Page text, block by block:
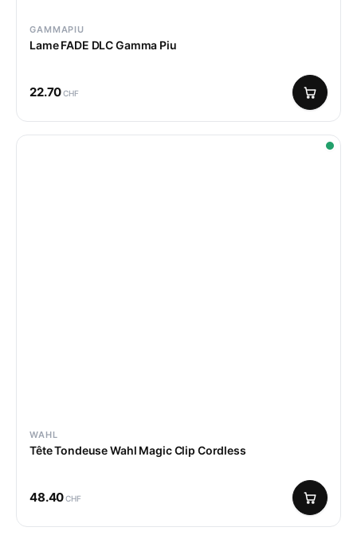
GAMMAPIU
Lame FADE DLC Gamma Piu
22.70CHF
WAHL
Tête Tondeuse Wahl Magic Clip Cordless
48.40CHF